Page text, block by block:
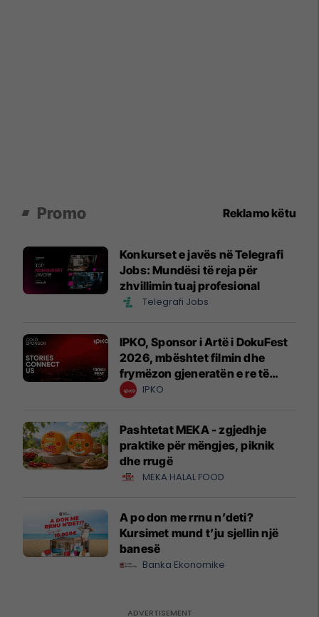
Promo Reklamo këtu
Konkurset e javës në Telegrafi
Jobs: Mundësi të reja për
zhvillimin tuaj profesional
Telegrafi Jobs
IPKO, Sponsor i Artë i DokuFest
2026, mbështet filmin dhe
frymëzon gjeneratën e re të
krijuesve
IPKO
Pashtetat MEKA - zgjedhje
praktike për mëngjes, piknik
dhe rrugë
MEKA HALAL FOOD
A po don me rrnu n’deti?
Kursimet mund t’ju sjellin një
banesë
Banka Ekonomike